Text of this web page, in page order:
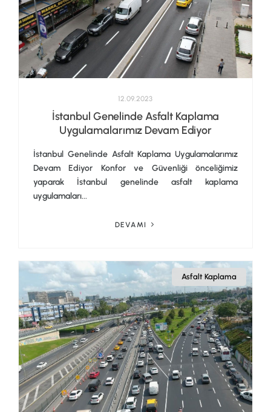
12.09.2023
İstanbul Genelinde Asfalt Kaplama
Uygulamalarımız Devam Ediyor
İstanbul Genelinde Asfalt Kaplama Uygulamalarımız
Devam Ediyor Konfor ve Güvenliği önceliğimiz
yaparak İstanbul genelinde asfalt kaplama
uygulamaları...
DEVAMI
Asfalt Kaplama